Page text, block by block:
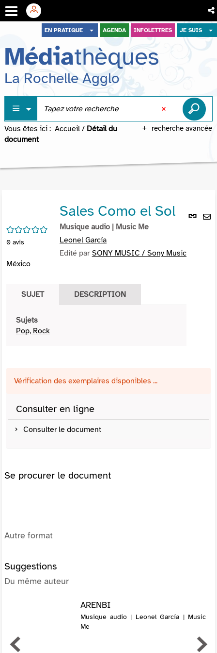
menu
contenu
recherche
EN PRATIQUE AGENDA INFOLETTRES JE SUIS
Médiathèques
La Rochelle Agglo
recherche avancée
Vous êtes ici : Accueil / Détail du
document
Lien
/5
0 avis
Sales Como el Sol
Musique audio | Music Me
Leonel García
Edité par SONY MUSIC / Sony Music
México
SUJET DESCRIPTION
Sujets
Pop, Rock
Vérification des exemplaires disponibles ...
Consulter en ligne
Consulter le document
Se procurer le document
Autre format
Suggestions
Du même auteur
ARENBI
Musique audio | Leonel García | Music
Me